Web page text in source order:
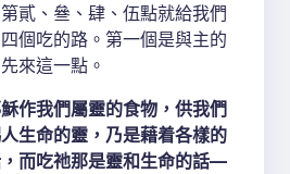
貳、叄、肆、伍點就給我們
個吃的路。第一個是與主的
來這一點。
作我們屬靈的食物，供我們
生命的靈，乃是藉着各樣的
而吃祂那是靈和生命的話—